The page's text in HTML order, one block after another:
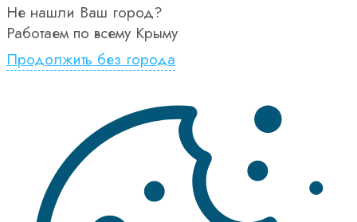
Не нашли Ваш город?
Работаем по всему Крыму
Продолжить без города